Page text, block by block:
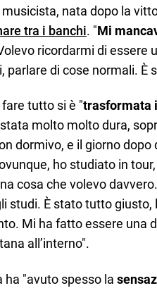
nata dopo la
tra i banchi. "Mi
ricordarmi di essere
parlare di cose normali. È
tutto si è "trasformata
molto molto dura,
dormivo, e il giorno
ho studiato in
cosa che volevo
studi. È stato tutto giusto,
Mi ha fatto essere una
all’interno".
ha "avuto spesso la